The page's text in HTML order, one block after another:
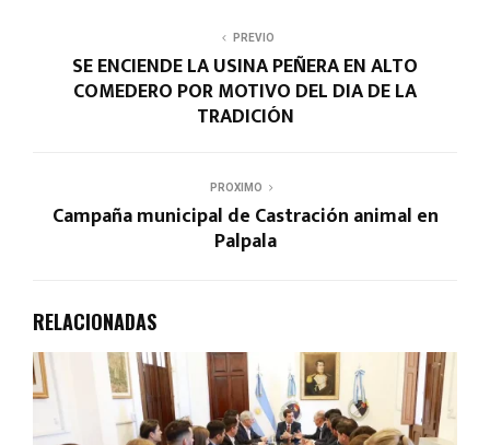
PREVIO
SE ENCIENDE LA USINA PEÑERA EN ALTO
COMEDERO POR MOTIVO DEL DIA DE LA
TRADICIÓN
PROXIMO
Campaña municipal de Castración animal en
Palpala
RELACIONADAS